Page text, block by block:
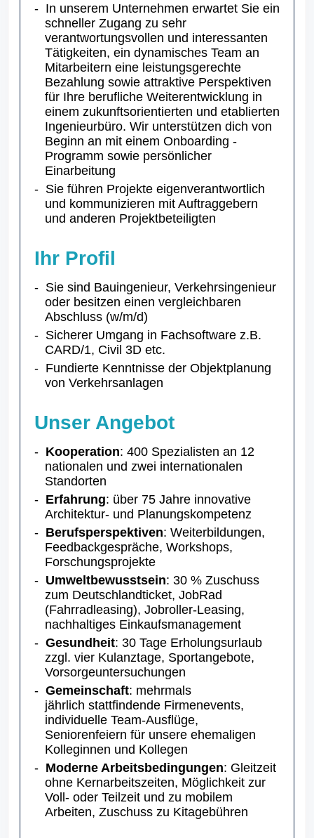
In unserem Unternehmen erwartet Sie ein
schneller Zugang zu sehr
verantwortungsvollen und interessanten
Tätigkeiten, ein dynamisches Team an
Mitarbeitern eine leistungsgerechte
Bezahlung sowie attraktive Perspektiven
für Ihre berufliche Weiterentwicklung in
einem zukunftsorientierten und etablierten
Ingenieurbüro. Wir unterstützen dich von
Beginn an mit einem Onboarding -
Programm sowie persönlicher
Einarbeitung
Sie führen Projekte eigenverantwortlich
und kommunizieren mit Auftraggebern
und anderen Projektbeteiligten
Ihr Profil
Sie sind Bauingenieur, Verkehrsingenieur
oder besitzen einen vergleichbaren
Abschluss (w/m/d)
Sicherer Umgang in Fachsoftware z.B.
CARD/1, Civil 3D etc.
Fundierte Kenntnisse der Objektplanung
von Verkehrsanlagen
Unser Angebot
Kooperation: 400 Spezialisten an 12
nationalen und zwei internationalen
Standorten
Erfahrung: über 75 Jahre innovative
Architektur- und Planungskompetenz
Berufsperspektiven: Weiterbildungen,
Feedbackgespräche, Workshops,
Forschungsprojekte
Umweltbewusstsein: 30 % Zuschuss
zum Deutschlandticket, JobRad
(Fahrradleasing), Jobroller-Leasing,
nachhaltiges Einkaufsmanagement
Gesundheit: 30 Tage Erholungsurlaub
zzgl. vier Kulanztage, Sportangebote,
Vorsorgeuntersuchungen
Gemeinschaft: mehrmals
jährlich stattfindende Firmenevents,
individuelle Team-Ausflüge,
Seniorenfeiern für unsere ehemaligen
Kolleginnen und Kollegen
Moderne Arbeitsbedingungen: Gleitzeit
ohne Kernarbeitszeiten, Möglichkeit zur
Voll- oder Teilzeit und zu mobilem
Arbeiten, Zuschuss zu Kitagebühren